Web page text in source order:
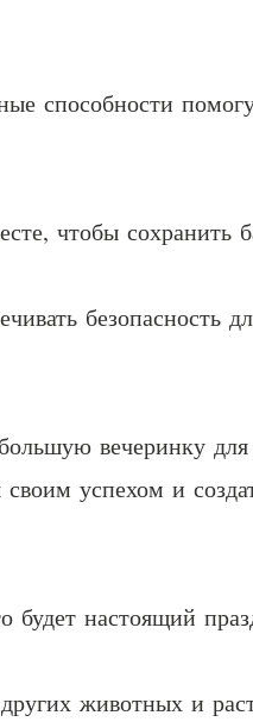
способности
чтобы сохранить
безопасность
вечеринку
успехом и
будет настоящий
животных и